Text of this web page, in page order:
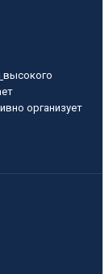
высокого
организует